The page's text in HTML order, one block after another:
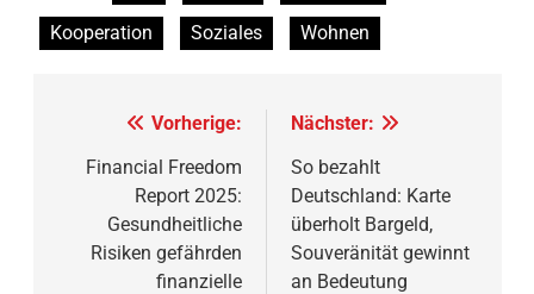
Kooperation
Soziales Wohnen
Beitragsnavigation
Vorherige:
Financial Freedom
Report 2025:
Gesundheitliche
Risiken gefährden
finanzielle
Nächster:
So bezahlt
Deutschland: Karte
überholt Bargeld,
Souveränität gewinnt
an Bedeutung